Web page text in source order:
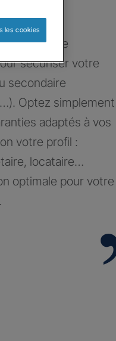
sur-mesure
sécuriser votre
secondaire
Optez simplement
adaptés à vos
votre profil :
locataire…
optimale pour votre
les cookies